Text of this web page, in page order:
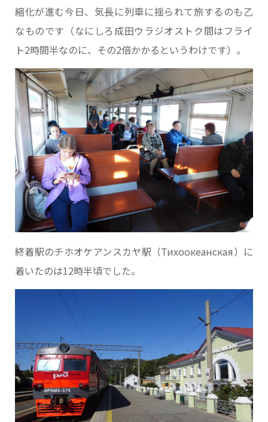
縮化が進む今日、気長に列車に揺られて旅するのも乙
なものです（なにしろ成田ウラジオストク間はフライ
ト2時間半なのに、その2倍かかるというわけです）。
終着駅のチホオケアンスカヤ駅（Тихоокеанская）に
着いたのは12時半頃でした。